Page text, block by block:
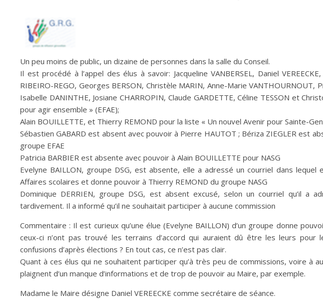
Un peu moins de public, un dizaine de personnes dans la salle du Conseil.
Il est procédé à l’appel des élus à savoir: Jacqueline VANBERSEL, Daniel
RIBEIRO-REGO, Georges BERSON, Christèle MARIN, Anne-Marie VANTHOURNOUT,
Isabelle DANINTHE, Josiane CHARROPIN, Claude GARDETTE, Céline TESSON et
pour agir ensemble » (EFAE);
Alain BOUILLETTE, et Thierry REMOND pour la liste « Un nouvel Avenir pour Sainte-
Sébastien GABARD est absent avec pouvoir à Pierre HAUTOT ; Bériza ZIEGLER est
groupe EFAE
Patricia BARBIER est absente avec pouvoir à Alain BOUILLETTE pour NASG
Evelyne BAILLON, groupe DSG, est absente, elle a adressé un courriel dans
Affaires scolaires et donne pouvoir à Thierry REMOND du groupe NASG
Dominique DERRIEN, groupe DSG, est absent excusé, selon un courriel qu’il a
tardivement. Il a informé qu’il ne souhaitait participer à aucune commission
Commentaire : Il est curieux qu’une élue (Evelyne BAILLON) d’un groupe donne
ceux-ci n’ont pas trouvé les terrains d’accord qui auraient dû être les leurs
confusions d’après élections ? En tout cas, ce n’est pas clair.
Quant à ces élus qui ne souhaitent participer qu’à très peu de commissions, voire à
plaignent d’un manque d’informations et de trop de pouvoir au Maire, par exemple.
Madame le Maire désigne Daniel VEREECKE comme secrétaire de séance.